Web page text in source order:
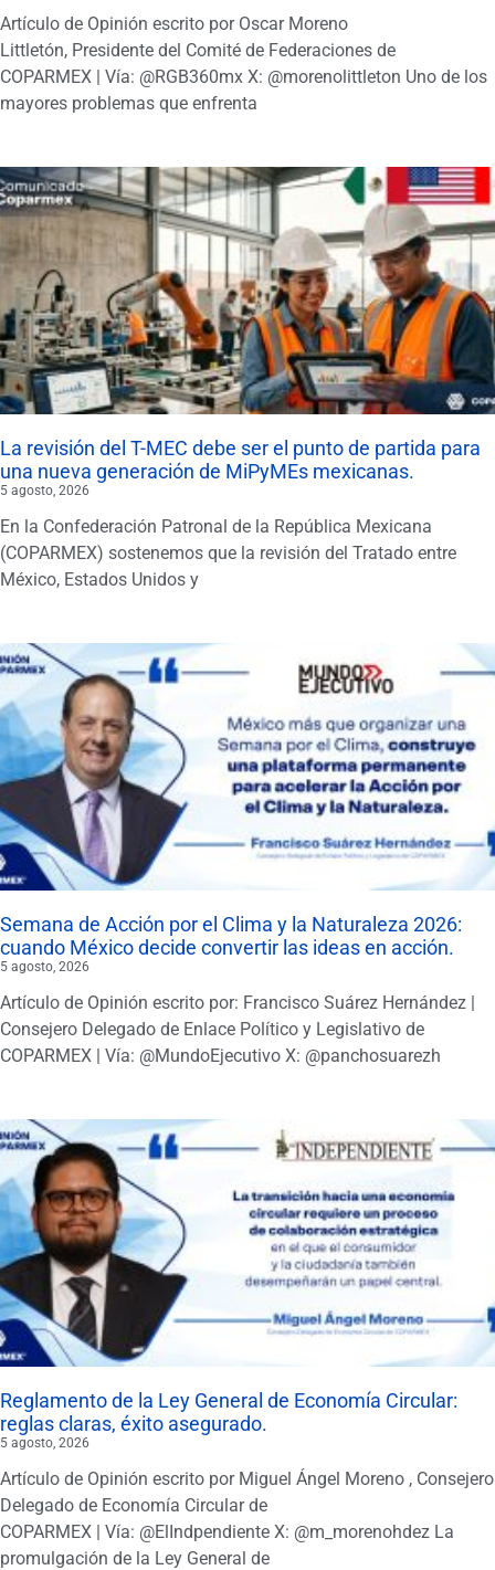
Artículo de Opinión escrito por Oscar Moreno
Littletón, Presidente del Comité de Federaciones de
COPARMEX | Vía: @RGB360mx X: @morenolittleton Uno de los
mayores problemas que enfrenta
La revisión del T-MEC debe ser el punto de partida para
una nueva generación de MiPyMEs mexicanas.
5 agosto, 2026
En la Confederación Patronal de la República Mexicana
(COPARMEX) sostenemos que la revisión del Tratado entre
México, Estados Unidos y
Semana de Acción por el Clima y la Naturaleza 2026:
cuando México decide convertir las ideas en acción.
5 agosto, 2026
Artículo de Opinión escrito por: Francisco Suárez Hernández |
Consejero Delegado de Enlace Político y Legislativo de
COPARMEX | Vía: @MundoEjecutivo X: @panchosuarezh
Reglamento de la Ley General de Economía Circular:
reglas claras, éxito asegurado.
5 agosto, 2026
Artículo de Opinión escrito por Miguel Ángel Moreno , Consejero
Delegado de Economía Circular de
COPARMEX | Vía: @ElIndpendiente X: @m_morenohdez La
promulgación de la Ley General de